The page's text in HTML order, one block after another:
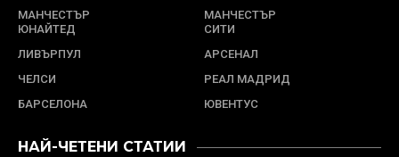
МАНЧЕСТЪР
ЮНАЙТЕД
МАНЧЕСТЪР
СИТИ
ЛИВЪРПУЛ
АРСЕНАЛ
ЧЕЛСИ
РЕАЛ МАДРИД
БАРСЕЛОНА
ЮВЕНТУС
НАЙ-ЧЕТЕНИ СТАТИИ